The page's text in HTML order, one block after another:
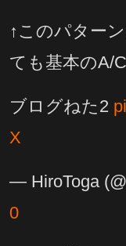
↑このパター
ても基本のA/
ブログねた2
X
— HiroToga
0